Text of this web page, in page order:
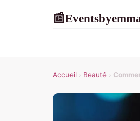
📰
Accueil › Beauté ›